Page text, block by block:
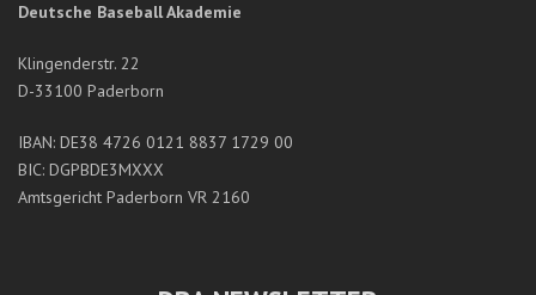
Deutsche Baseball Akademie
Klingenderstr. 22
D-33100 Paderborn
IBAN: DE38 4726 0121 8837 1729 00
BIC: DGPBDE3MXXX
Amtsgericht Paderborn VR 2160